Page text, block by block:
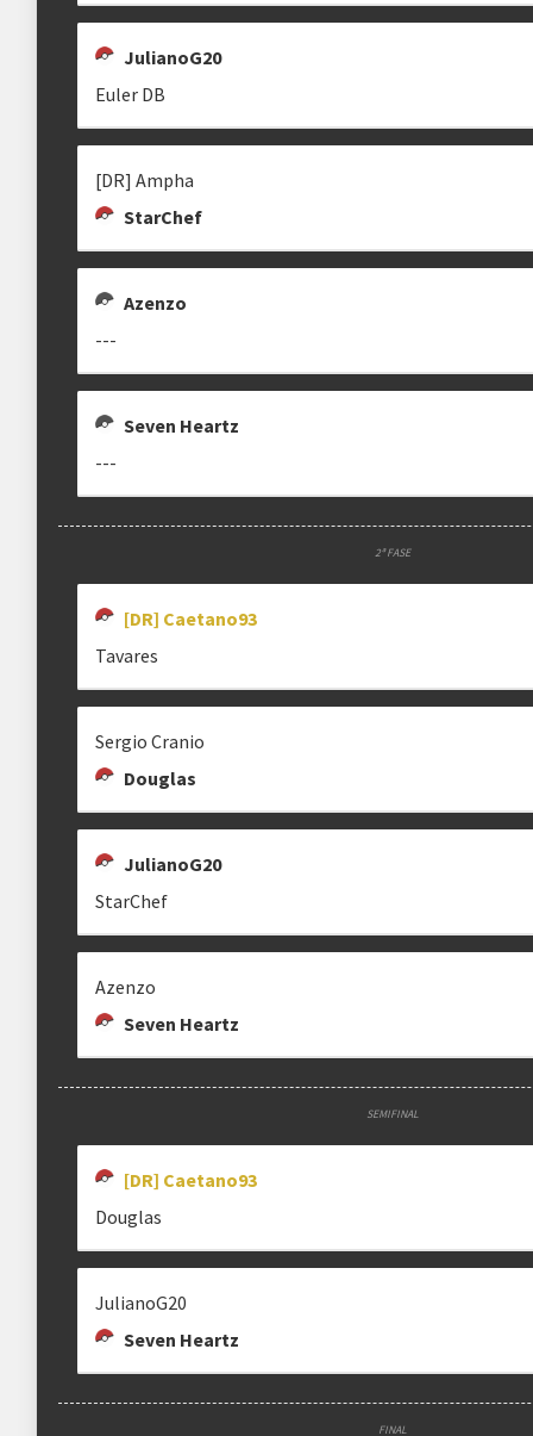
JulianoG20
Euler DB
[DR] Ampha
StarChef
Azenzo
---
Seven Heartz
---
2ª FASE
[DR] Caetano93
Tavares
Sergio Cranio
Douglas
JulianoG20
StarChef
Azenzo
Seven Heartz
SEMIFINAL
[DR] Caetano93
Douglas
JulianoG20
Seven Heartz
FINAL